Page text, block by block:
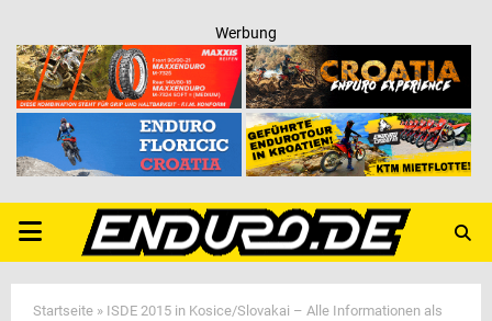
Werbung
PRIMARY
MENU
Startseite » ISDE 2015 in Kosice/Slovakai – Alle Informationen als